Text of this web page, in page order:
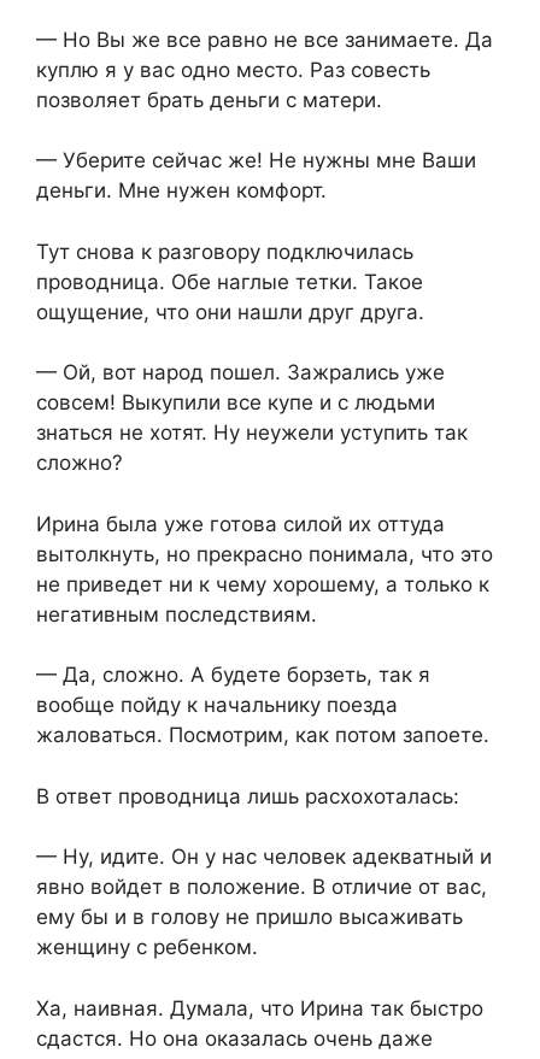
— Но Вы же все равно не все занимаете. Да
куплю я у вас одно место. Раз совесть
позволяет брать деньги с матери.
— Уберите сейчас же! Не нужны мне Ваши
деньги. Мне нужен комфорт.
Тут снова к разговору подключилась
проводница. Обе наглые тетки. Такое
ощущение, что они нашли друг друга.
— Ой, вот народ пошел. Зажрались уже
совсем! Выкупили все купе и с людьми
знаться не хотят. Ну неужели уступить так
сложно?
Ирина была уже готова силой их оттуда
вытолкнуть, но прекрасно понимала, что это
не приведет ни к чему хорошему, а только к
негативным последствиям.
— Да, сложно. А будете борзеть, так я
вообще пойду к начальнику поезда
жаловаться. Посмотрим, как потом запоете.
В ответ проводница лишь расхохоталась:
— Ну, идите. Он у нас человек адекватный и
явно войдет в положение. В отличие от вас,
ему бы и в голову не пришло высаживать
женщину с ребенком.
Ха, наивная. Думала, что Ирина так быстро
сдастся. Но она оказалась очень даже